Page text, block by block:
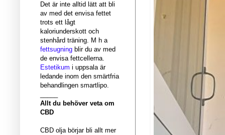
Det är inte alltid lätt att bli
av med det envisa fettet
trots ett lågt
kaloriunderskott och
stenhård träning. M h a
fettsugning blir du av med
de envisa fettcellerna.
Estetikum i uppsala är
ledande inom den smärtfria
behandlingen smartlipo.
Allt du behöver veta om
CBD
CBD olja börjar bli allt mer